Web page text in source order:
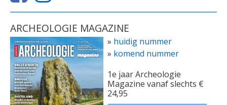
ARCHEOLOGIE MAGAZINE
» huidig nummer
» komend nummer
1e jaar Archeologie
Magazine vanaf slechts €
24,95